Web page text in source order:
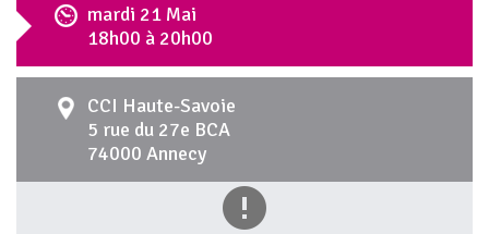
mardi 21 Mai
18h00 à 20h00
CCI Haute-Savoie
5 rue du 27e BCA
74000 Annecy